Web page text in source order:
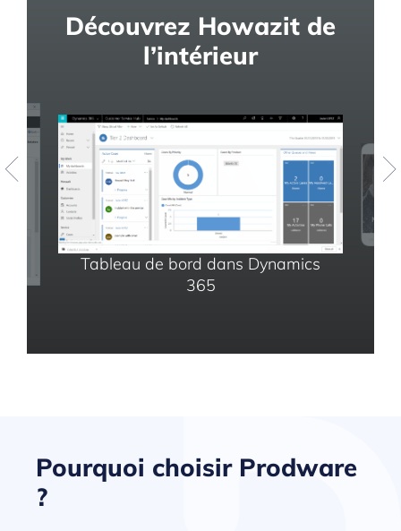
Découvrez Howazit de
l’intérieur
Tableau de bord dans Dynamics
365
Pourquoi choisir Prodware
?